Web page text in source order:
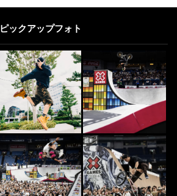
ピックアップフォト